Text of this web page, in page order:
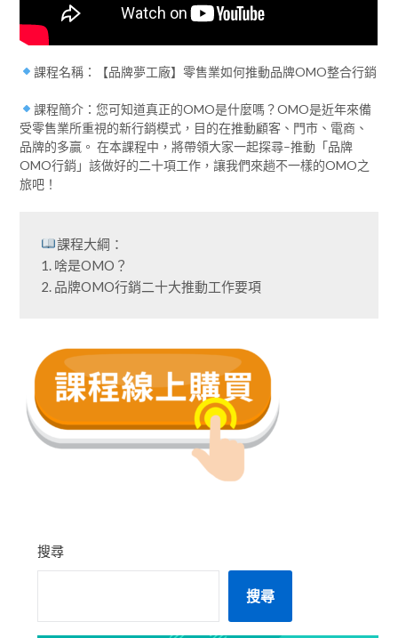
課程名稱：【品牌夢工廠】零售業如何推動品牌OMO整合行銷
課程簡介：您可知道真正的OMO是什麼嗎？OMO是近年來備
受零售業所重視的新行銷模式，目的在推動顧客、門市、電商、
品牌的多贏。 在本課程中，將帶領大家一起探尋–推動「品牌
OMO行銷」該做好的二十項工作，讓我們來趟不一樣的OMO之
旅吧！
課程大綱：
1. 啥是OMO？
2. 品牌OMO行銷二十大推動工作要項
搜尋
搜尋